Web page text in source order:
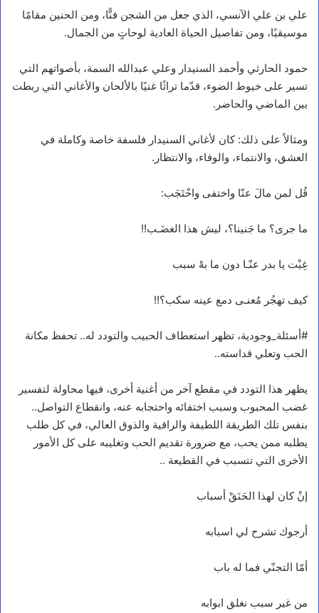
علي بن علي الآنسي، الذي جعل من الشجن فنًّا، ومن الحنين مقامًا
موسيقيًا، ومن تفاصيل الحياة العادية لوحاتٍ من الجمال.
حمود الحارثي وأحمد السنيدار وعلي عبدالله السمة، بأصواتهم التي
تسير على خيوط الضوء، قدّما تراثًا غنيًا بالألحان والأغاني التي ربطت
بين الماضي والحاضر.
ومثالاً على ذلك: كان لأغاني السنيدار فلسفة خاصة وكاملة في
العشق، والانتماء، والوفاء، والانتظار.
قُل لمن مالَ عنّا واختفى واحْتَجَب:
ما جرى؟ ما جَنينا؟، ليش هذا الغضَـب!!
غِبْت يا بدر عنّـا دون ما بهْ سبب
كيف تهجُر مُعنـى دمع عينه سكب؟!!
#أسئلة_وجودية، تظهر استعطاف الحبيب والتودد له.. تحفظ مكانة
الحب وتعلي قداسته..
يظهر هذا التودد في مقطع آخر من أغنية أخرى، فيها محاولة لتفسير
غضب المحبوب وسبب اختفائه واحتجابه عنه، وانقطاع التواصل..
بنفس تلك الطريقة اللطيفة والراقية والذوق العالي، في كل طلب
يطلبه ممن يحب، مع ضرورة تقديم الحب وتغليبه على كل الأمور
الأخرى التي تتسبب في القطيعة ..
إنْ كان لهذا الحَنَقْ أسباب
أرجوك تشرح لي اسبابه
أمّا التجنّي فما له باب
من غير سبب نغلق ابوابه